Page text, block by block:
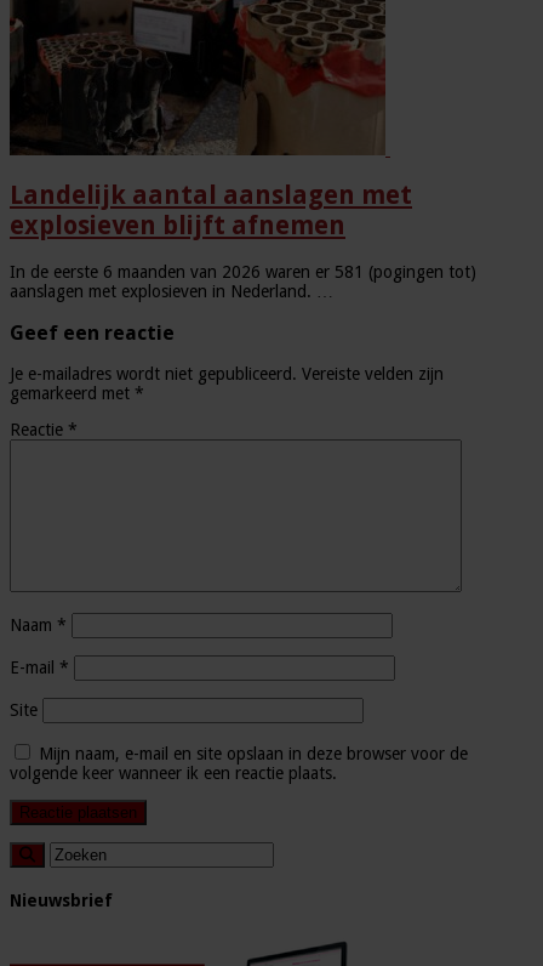
Landelijk aantal aanslagen met
explosieven blijft afnemen
In de eerste 6 maanden van 2026 waren er 581 (pogingen tot)
aanslagen met explosieven in Nederland. …
Geef een reactie
Je e-mailadres wordt niet gepubliceerd. Vereiste velden zijn
gemarkeerd met *
Reactie *
Naam *
E-mail *
Site
Mijn naam, e-mail en site opslaan in deze browser voor de
volgende keer wanneer ik een reactie plaats.
Nieuwsbrief